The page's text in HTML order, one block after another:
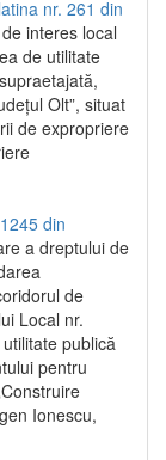
nr. 261 din
interes local
de utilitate
Olt”, situat
de expropriere
din
a dreptului de
de
Local nr.
publică
pentru
Ionescu,